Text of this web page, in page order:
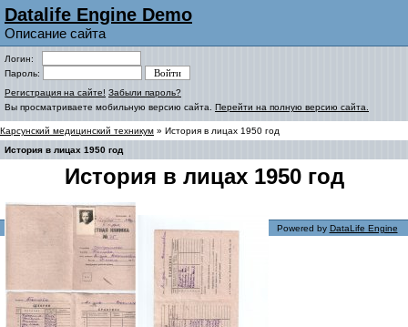
Datalife Engine Demo
Описание сайта
Логин:
Пароль:
Регистрация на сайте! Забыли пароль?
Вы просматриваете мобильную версию сайта. Перейти на полную версию сайта.
Карсунский медицинский техникум » История в лицах 1950 год
История в лицах 1950 год
История в лицах 1950 год
Powered by DataLife Engine